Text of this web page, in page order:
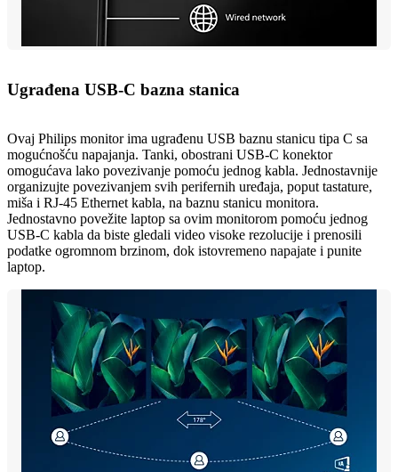
Ugrađena USB-C bazna stanica
Ovaj Philips monitor ima ugrađenu USB baznu stanicu tipa C sa
mogućnošću napajanja. Tanki, obostrani USB-C konektor
omogućava lako povezivanje pomoću jednog kabla. Jednostavnije
organizujte povezivanjem svih perifernih uređaja, poput tastature,
miša i RJ-45 Ethernet kabla, na baznu stanicu monitora.
Jednostavno povežite laptop sa ovim monitorom pomoću jednog
USB-C kabla da biste gledali video visoke rezolucije i prenosili
podatke ogromnom brzinom, dok istovremeno napajate i punite
laptop.